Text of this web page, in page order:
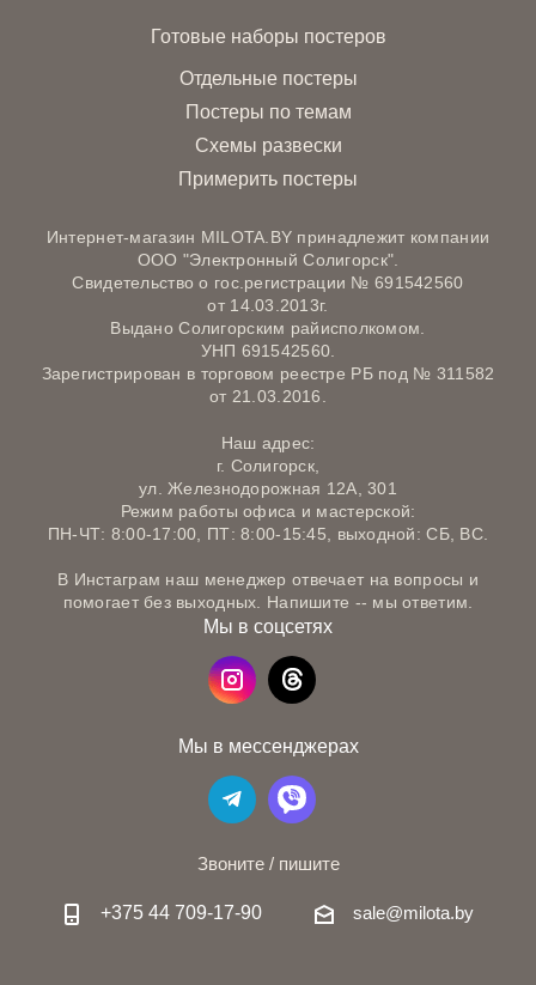
Готовые наборы постеров
Отдельные постеры
Постеры по темам
Схемы развески
Примерить постеры
Интернет-магазин MILOTA.BY принадлежит компании
ООО "Электронный Солигорск".
Свидетельство о гос.регистрации № 691542560
от 14.03.2013г.
Выдано Солигорским райисполкомом.
УНП 691542560.
Зарегистрирован в торговом реестре РБ под № 311582
от 21.03.2016.
Наш адрес:
г. Солигорск,
ул. Железнодорожная 12А, 301
Режим работы офиса и мастерской:
ПН-ЧТ: 8:00-17:00, ПТ: 8:00-15:45, выходной: СБ, ВС.
В Инстаграм наш менеджер отвечает на вопросы и
помогает без выходных. Напишите -- мы ответим.
Мы в соцсетях
Мы в мессенджерах
Звоните / пишите
+375 44 709-17-90 sale@milota.by